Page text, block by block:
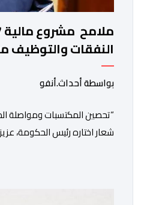
النفقات والتوظيف
الدولة الاجتماعية
بواسطة أحداث.أنفو
“تحصين المكتسبات ومواصلة
شعار اختاره رئيس الحكومة،